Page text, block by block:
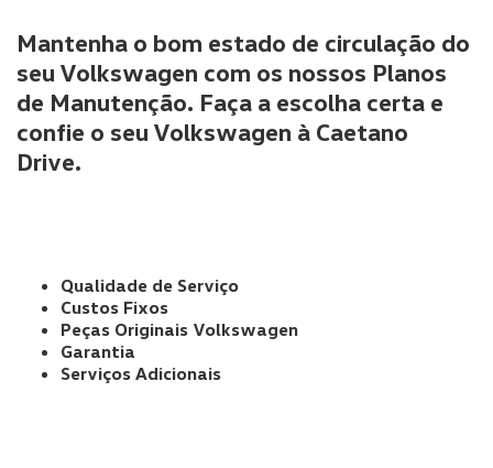
Mantenha o bom estado de circulação do
seu Volkswagen com os nossos Planos
de Manutenção. Faça a escolha certa e
confie o seu Volkswagen à Caetano
Drive.
Qualidade de Serviço
Custos Fixos
Peças Originais Volkswagen
Garantia
Serviços Adicionais